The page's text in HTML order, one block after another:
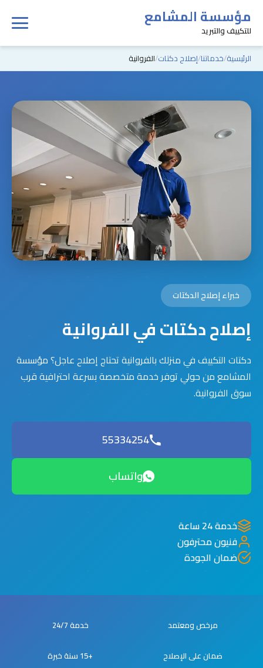
مؤسسة المشامع
للتكييف والتبريد
الرئيسية خدماتنا إصلاح دكتات الفروانية
خبراء إصلاح الدكتات
إصلاح دكتات في الفروانية
دكتات التكييف في منزلك بالفروانية تحتاج إصلاح عاجل؟ مؤسسة
المشامع من حولي توفر خدمة متخصصة بسرعة احترافية قرب
سوق الفروانية.
55334254
واتساب
خدمة 24 ساعة
فنيون محترفون
ضمان الجودة
مرخص ومعتمد خدمة 24/7
ضمان على الإصلاح +15 سنة خبرة